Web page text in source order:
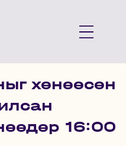
хөнөөсөн
16:00